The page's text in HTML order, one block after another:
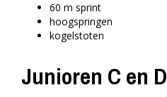
60 m sprint
hoogspringen
kogelstoten
Junioren C en D